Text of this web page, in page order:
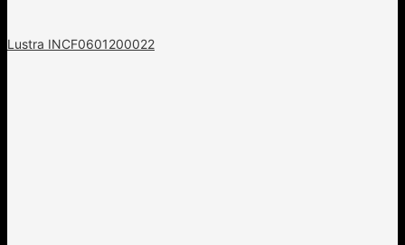
Lustra INCF0601200022